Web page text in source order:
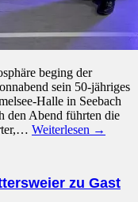
beging der
sein 50-jähriges
Halle in Seebach
den Abend führten die
Weiterlesen →
zu Gast